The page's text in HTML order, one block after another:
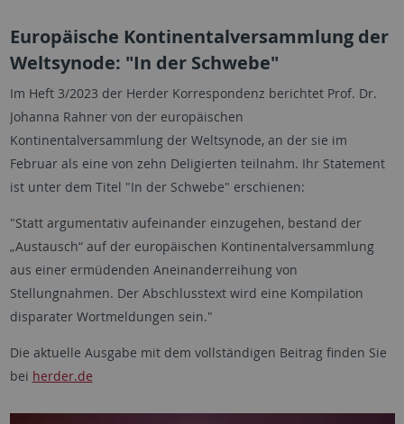
Europäische Kontinentalversammlung der
Weltsynode: "In der Schwebe"
Im Heft 3/2023 der Herder Korrespondenz berichtet Prof. Dr.
Johanna Rahner von der europäischen
Kontinentalversammlung der Weltsynode, an der sie im
Februar als eine von zehn Deligierten teilnahm. Ihr Statement
ist unter dem Titel "In der Schwebe" erschienen:
"Statt argumentativ aufeinander einzugehen, bestand der
„Austausch“ auf der europäischen Kontinentalversammlung
aus einer ermüdenden Aneinanderreihung von
Stellungnahmen. Der Abschlusstext wird eine Kompilation
disparater Wortmeldungen sein."
Die aktuelle Ausgabe mit dem vollständigen Beitrag finden Sie
bei herder.de